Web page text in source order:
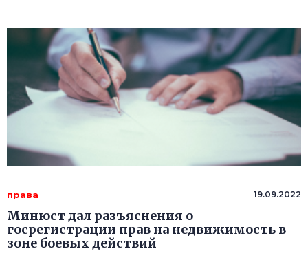
права 19.09.2022
Минюст дал разъяснения о
госрегистрации прав на недвижимость в
зоне боевых действий